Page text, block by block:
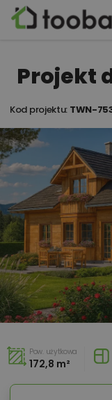
Projekt
Kod projektu: TWN-
Pow. użytkowa
172,8 m²